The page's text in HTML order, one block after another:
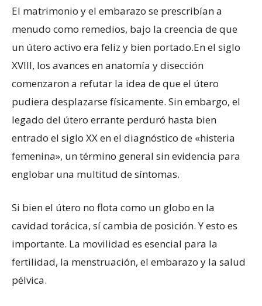
El matrimonio y el embarazo se prescribían a
menudo como remedios, bajo la creencia de que
un útero activo era feliz y bien portado.En el siglo
XVIII, los avances en anatomía y disección
comenzaron a refutar la idea de que el útero
pudiera desplazarse físicamente. Sin embargo, el
legado del útero errante perduró hasta bien
entrado el siglo XX en el diagnóstico de «histeria
femenina», un término general sin evidencia para
englobar una multitud de síntomas.
Si bien el útero no flota como un globo en la
cavidad torácica, sí cambia de posición. Y esto es
importante. La movilidad es esencial para la
fertilidad, la menstruación, el embarazo y la salud
pélvica.